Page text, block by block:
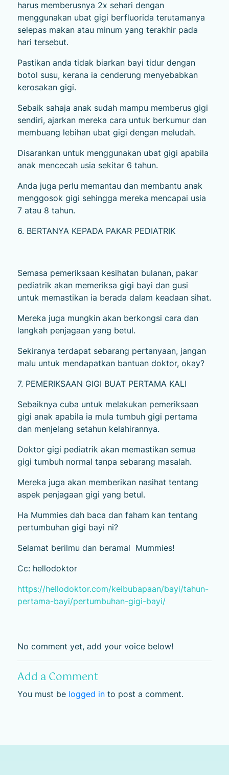
harus memberusnya 2x sehari dengan
menggunakan ubat gigi berfluorida terutamanya
selepas makan atau minum yang terakhir pada
hari tersebut.
Pastikan anda tidak biarkan bayi tidur dengan
botol susu, kerana ia cenderung menyebabkan
kerosakan gigi.
Sebaik sahaja anak sudah mampu memberus gigi
sendiri, ajarkan mereka cara untuk berkumur dan
membuang lebihan ubat gigi dengan meludah.
Disarankan untuk menggunakan ubat gigi apabila
anak mencecah usia sekitar 6 tahun.
Anda juga perlu memantau dan membantu anak
menggosok gigi sehingga mereka mencapai usia
7 atau 8 tahun.
6. BERTANYA KEPADA PAKAR PEDIATRIK
Semasa pemeriksaan kesihatan bulanan, pakar
pediatrik akan memeriksa gigi bayi dan gusi
untuk memastikan ia berada dalam keadaan sihat.
Mereka juga mungkin akan berkongsi cara dan
langkah penjagaan yang betul.
Sekiranya terdapat sebarang pertanyaan, jangan
malu untuk mendapatkan bantuan doktor, okay?
7. PEMERIKSAAN GIGI BUAT PERTAMA KALI
Sebaiknya cuba untuk melakukan pemeriksaan
gigi anak apabila ia mula tumbuh gigi pertama
dan menjelang setahun kelahirannya.
Doktor gigi pediatrik akan memastikan semua
gigi tumbuh normal tanpa sebarang masalah.
Mereka juga akan memberikan nasihat tentang
aspek penjagaan gigi yang betul.
Ha Mummies dah baca dan faham kan tentang
pertumbuhan gigi bayi ni?
Selamat berilmu dan beramal Mummies!
Cc: hellodoktor
https://hellodoktor.com/keibubapaan/bayi/tahun-
pertama-bayi/pertumbuhan-gigi-bayi/
No comment yet, add your voice below!
Add a Comment
You must be logged into post a comment.